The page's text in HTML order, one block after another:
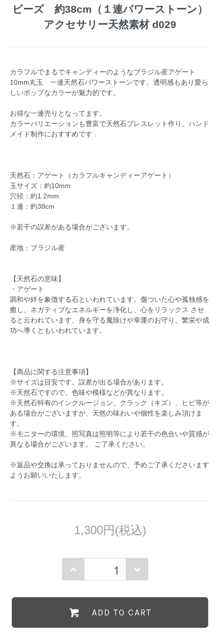
ビーズ 約38cm（１連パワーストーン）
アクセサリー天然素材 d029
カラフルでまるでキャンディーのようなブラジル産アゲート
10mm丸玉 一連天然石パワーストーンです。透明感もあり愛ら
しいポップなカラーが魅力的です。
お得な一連売りとなってます。
カラーバリエーションも豊富で天然石ブレスレット作り、ハンド
メイド制作におすすめです．
天然石：アゲート（カラフルキャンディーアゲート）
玉サイズ：約10mm
穴径：約1.2mm
１連：約38cm
※若干の誤差がある場合がございます。
産地：ブラジル産
【天然石の意味】
・アゲート
調和や絆を象徴する石といわれています。傷ついた心や孤独感を
癒し、ネガティブなエネルギーを浄化し、心をリラックス させ
ると云われています。身を守る魔除けや幸運のお守り、繁栄や成
功へ導くともいわれています。
【商品に関する注意事項】
※サイズは目安です。誤差が出る場合があります。
※天然石ですので、色味や模様などが異なります。
※天然石特有のインクルージョン、クラック（キズ）、ヒビ等が
ある場合がございますが、天然の味わいや個性を楽しみ頂けま
す。
※モニターの環境、照写真は照明等により若干の色合いや質感が
異なる場合がございます。 ご了承ください。
※返品や交換は承っておりませんので、予めご了承くださいます
ようお願いいたします。
1,300円(税込)
ADD TO CART